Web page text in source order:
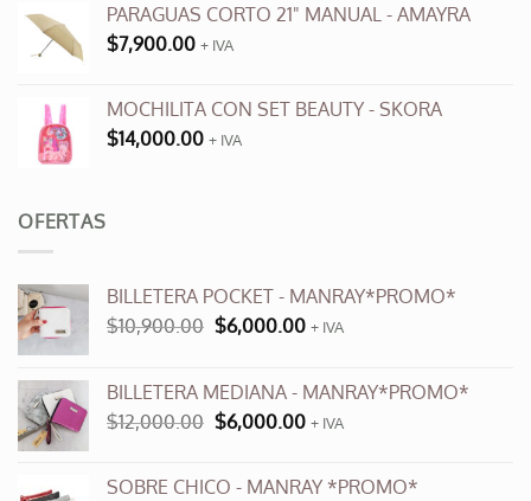
PARAGUAS CORTO 21" MANUAL - AMAYRA
$7,900.00 + IVA
MOCHILITA CON SET BEAUTY - SKORA
$14,000.00 + IVA
OFERTAS
BILLETERA POCKET - MANRAY*PROMO*
$10,900.00 El
era:
$10,900.00.
$6,000.00El
es:
$6,000.00.
+ IVA
BILLETERA MEDIANA - MANRAY*PROMO*
$12,000.00 El
era:
$6,000.00El
es:
+ IVA
SOBRE CHICO - MANRAY *PROMO*